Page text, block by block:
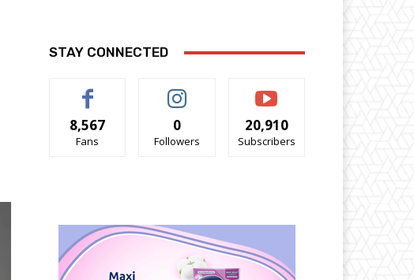
STAY CONNECTED
8,567
Fans
0
Followers
20,910
Subscribers